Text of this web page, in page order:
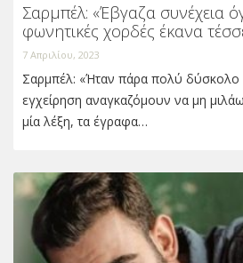
Σαρμπέλ: «Έβγαζα συνέχεια
φωνητικές χορδές έκανα
7 Απριλίου, 2023
Σαρμπέλ: «Ήταν πάρα πολύ δύσκολο
εγχείρηση αναγκαζόμουν να μη
μία λέξη, τα έγραφα…